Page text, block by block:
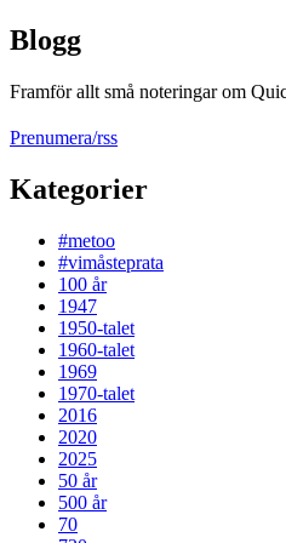
Blogg
Framför allt små noteringar om
Prenumera/rss
Kategorier
#metoo
#vimåsteprata
100 år
1947
1950-talet
1960-talet
1969
1970-talet
2016
2020
2025
50 år
500 år
70